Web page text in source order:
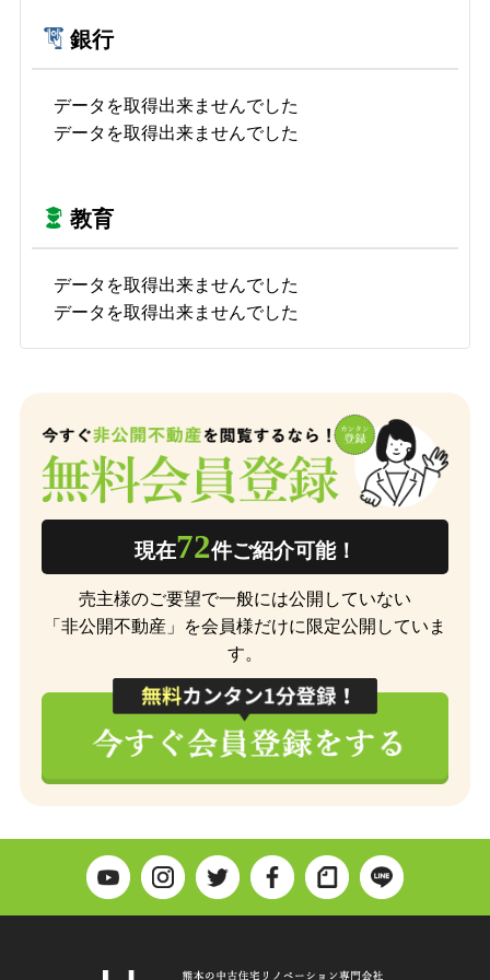
銀行
データを取得出来ませんでした
データを取得出来ませんでした
教育
データを取得出来ませんでした
データを取得出来ませんでした
現在72件ご紹介可能！
売主様のご要望で一般には公開していない
「非公開不動産」を会員様だけに限定公開していま
す。